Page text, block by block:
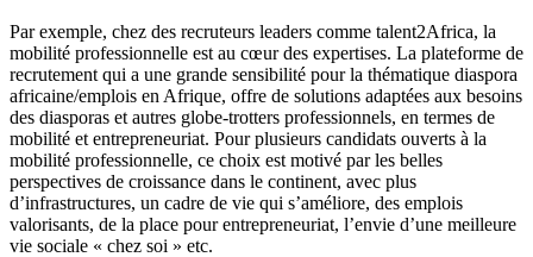
Par exemple, chez des recruteurs leaders comme talent2Africa, la
mobilité professionnelle est au cœur des expertises. La plateforme de
recrutement qui a une grande sensibilité pour la thématique diaspora
africaine/emplois en Afrique, offre de solutions adaptées aux besoins
des diasporas et autres globe-trotters professionnels, en termes de
mobilité et entrepreneuriat. Pour plusieurs candidats ouverts à la
mobilité professionnelle, ce choix est motivé par les belles
perspectives de croissance dans le continent, avec plus
d’infrastructures, un cadre de vie qui s’améliore, des emplois
valorisants, de la place pour entrepreneuriat, l’envie d’une meilleure
vie sociale « chez soi » etc.